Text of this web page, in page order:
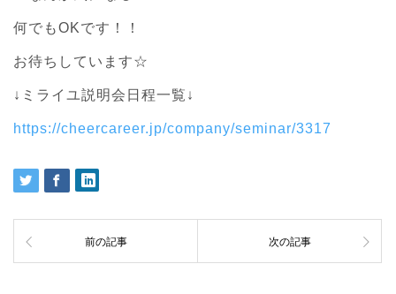
何でもOKです！！
お待ちしています☆
↓ミライユ説明会日程一覧↓
https://cheercareer.jp/company/seminar/3317
前の記事 次の記事